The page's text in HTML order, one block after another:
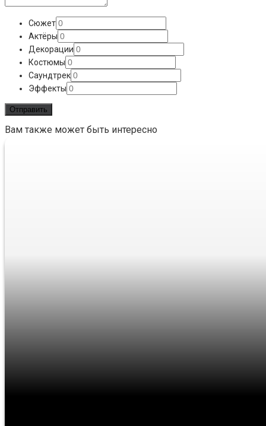
Сюжет
Актёры
Декорации
Костюмы
Саундтрек
Эффекты
Вам также может быть интересно